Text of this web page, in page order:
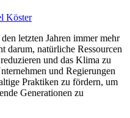
Köster
letzten Jahren immer mehr
darum, natürliche Ressourcen
und das Klima zu
und Regierungen
Praktiken zu fördern, um
Generationen zu